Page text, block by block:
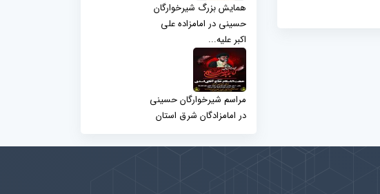
همایش بزرگ شیرخوارگان
حسینی در امامزاده علی
اکبر علیه...
مراسم شیرخوارگان حسینی
در امامزادگان شرق استان